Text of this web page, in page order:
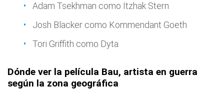
Adam Tsekhman como Itzhak Stern
Josh Blacker como Kommendant Goeth
Tori Griffith como Dyta
Dónde ver la película Bau, artista en guerra
según la zona geográfica